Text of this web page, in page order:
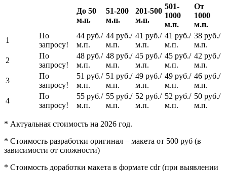
До 50
м.п.
51-200
м.п.
201-500
м.п.
501-
1000
м.п.
От
1000
м.п.
1
По
запросу!
44 руб./
м.п.
44 руб./
м.п.
41 руб./
м.п.
41 руб./
м.п.
38 руб./
м.п.
2
По
запросу!
48 руб./
м.п.
48 руб./
м.п.
45 руб./
м.п.
45 руб./
м.п.
42 руб./
м.п.
3
По
запросу!
51 руб./
м.п.
51 руб./
м.п.
49 руб./
м.п.
49 руб./
м.п.
46 руб./
м.п.
4
По
запросу!
55 руб./
м.п.
55 руб./
м.п.
52 руб./
м.п.
52 руб./
м.п.
50 руб./
м.п.
* Актуальная стоимость на 2026 год.
* Стоимость разработки оригинал – макета от 500 руб (в
зависимости от сложности)
* Стоимость доработки макета в формате cdr (при выявлении